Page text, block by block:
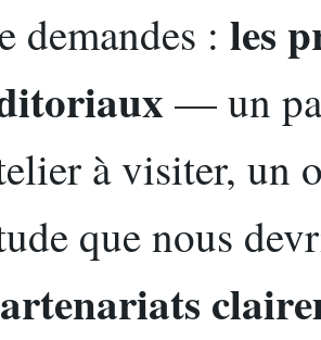
demandes : les
— un
à visiter, un
que nous